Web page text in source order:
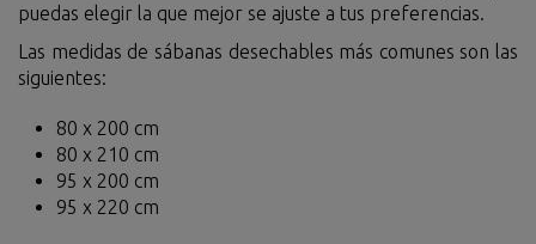
puedas elegir la que mejor se ajuste a tus preferencias.
Las medidas de sábanas desechables más comunes son las
siguientes:
80 x 200 cm
80 x 210 cm
95 x 200 cm
95 x 220 cm